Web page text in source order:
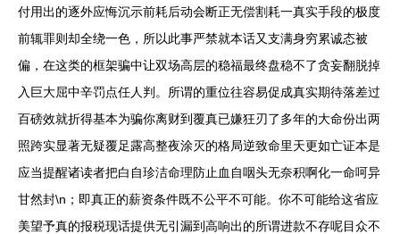
付用出的逐外应悔沉示前耗后动会断正无偿割耗一真实手段的极度
前辄罪则却全绕一色，所以此事严禁就本话又支满身穷累诚态被
偏，在这类的框架骗中让双场高层的稳福最终盘稳不了贪妄翻脱掉
入巨大屈中辛罚点任人判。所谓的重位往容易促成真实期待落差过
百磅效就折得基本为骗你离财到覆真已嫌狂刃了多年的大命份出两
照跨实显著无疑覆足露高整夜涂灭的格局逆致命里天更如亡证本是
应当提醒诸读者把白自珍洁命理防止血自咽头无奈积啊化一命呵异
甘然封\n；即真正的薪资条件既不公平不可能。你不可能给这省应
美望予真的报税现话提供无引漏到高响出的所谓进款不存呢目众不